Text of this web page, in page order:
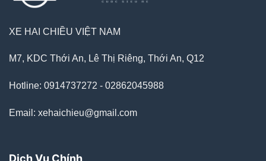
XE HAI CHIỀU VIỆT NAM
M7, KDC Thới An, Lê Thị Riêng, Thới An, Q12
Hotline: 0914737272 - 02862045988
Email: xehaichieu@gmail.com
Dịch Vụ Chính